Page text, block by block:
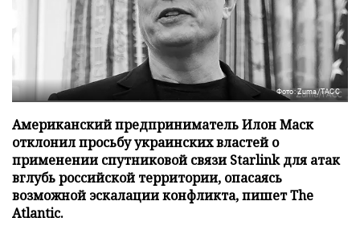
Фото: Zuma/ТАСС
Американский предприниматель Илон Маск
отклонил просьбу украинских властей о
применении спутниковой связи Starlink для атак
вглубь российской территории, опасаясь
возможной эскалации конфликта, пишет The
Atlantic.